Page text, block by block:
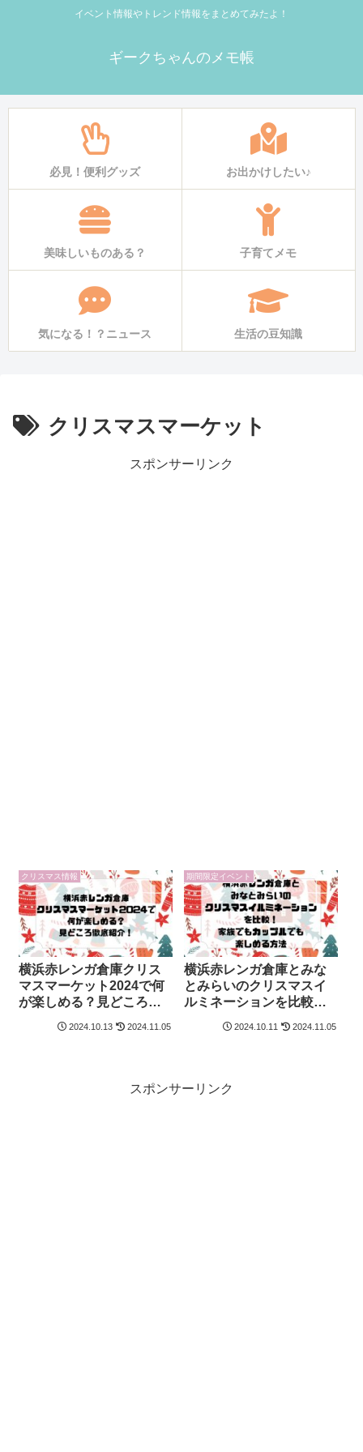
イベント情報やトレンド情報をまとめてみたよ！
ギークちゃんのメモ帳
必見！便利グッズ お出かけしたい♪
美味しいものある？ 子育てメモ
気になる！？ニュース 生活の豆知識
クリスマスマーケット
スポンサーリンク
クリスマス情報
横浜赤レンガ倉庫クリス
マスマーケット2024で何
が楽しめる？見どころ徹
底紹介！
2024.10.13 2024.11.05
期間限定イベント
横浜赤レンガ倉庫とみな
とみらいのクリスマスイ
ルミネーションを比較！
家族でもカップルでも楽
しめる方法
2024.10.11 2024.11.05
スポンサーリンク